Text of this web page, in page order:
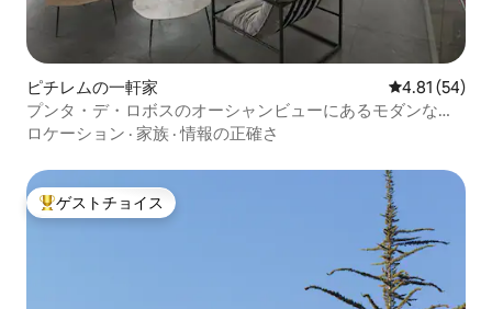
ピチレムの一軒家 レビュー54
4.81 (54)
プンタ・デ・ロボスのオーシャンビューにあるモダンな一
軒家
ロケーション · 家族 ·情報の正確さ
大好評のゲストチョイスです。
ゲストチョイス